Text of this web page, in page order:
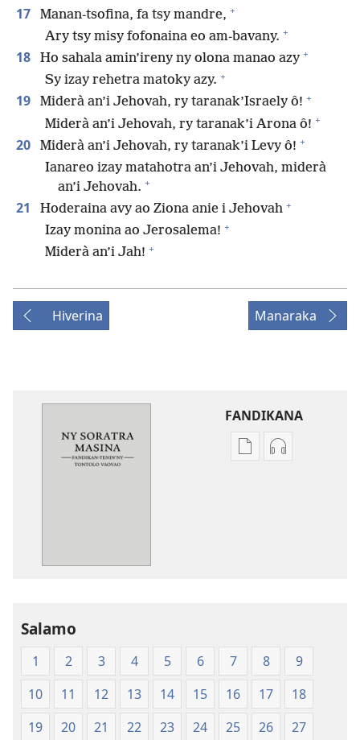
17 Manan-tsofina, fa tsy mandre, +
Ary tsy misy fofonaina eo am-bavany. +
18 Ho sahala amin’ireny ny olona manao azy +
Sy izay rehetra matoky azy. +
19 Miderà an’i Jehovah, ry taranak’Israely ô! +
Miderà an’i Jehovah, ry taranak’i Arona ô! +
20 Miderà an’i Jehovah, ry taranak’i Levy ô! +
Ianareo izay matahotra an’i Jehovah, miderà
an’i Jehovah. +
21 Hoderaina avy ao Ziona anie i Jehovah +
Izay monina ao Jerosalema! +
Miderà an’i Jah! +
Hiverina Manaraka
FANDIKANA
Fandikana
(2008)
Fandikana
Vaovao
(2008)
Salamo
1 2 3 4 5 6 7 8
9
10
11 12 13 14 15 16 17
18
19
20 21 22 23 24 25 26
27